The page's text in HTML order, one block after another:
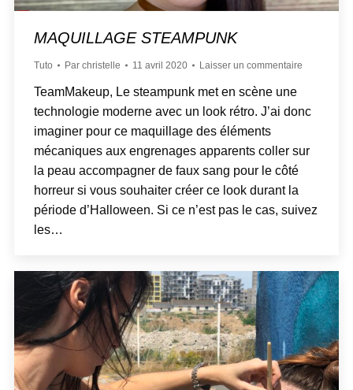
MAQUILLAGE STEAMPUNK
Tuto Par christelle 11 avril 2020 Laisser un commentaire
TeamMakeup, Le steampunk met en scène une
technologie moderne avec un look rétro. J’ai donc
imaginer pour ce maquillage des éléments
mécaniques aux engrenages apparents coller sur
la peau accompagner de faux sang pour le côté
horreur si vous souhaiter créer ce look durant la
période d’Halloween. Si ce n’est pas le cas, suivez
les…